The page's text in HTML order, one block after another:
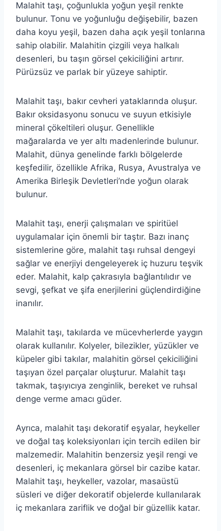
Malahit taşı, çoğunlukla yoğun yeşil renkte
bulunur. Tonu ve yoğunluğu değişebilir, bazen
daha koyu yeşil, bazen daha açık yeşil tonlarına
sahip olabilir. Malahitin çizgili veya halkalı
desenleri, bu taşın görsel çekiciliğini artırır.
Pürüzsüz ve parlak bir yüzeye sahiptir.
Malahit taşı, bakır cevheri yataklarında oluşur.
Bakır oksidasyonu sonucu ve suyun etkisiyle
mineral çökeltileri oluşur. Genellikle
mağaralarda ve yer altı madenlerinde bulunur.
Malahit, dünya genelinde farklı bölgelerde
keşfedilir, özellikle Afrika, Rusya, Avustralya ve
Amerika Birleşik Devletleri’nde yoğun olarak
bulunur.
Malahit taşı, enerji çalışmaları ve spiritüel
uygulamalar için önemli bir taştır. Bazı inanç
sistemlerine göre, malahit taşı ruhsal dengeyi
sağlar ve enerjiyi dengeleyerek iç huzuru teşvik
eder. Malahit, kalp çakrasıyla bağlantılıdır ve
sevgi, şefkat ve şifa enerjilerini güçlendirdiğine
inanılır.
Malahit taşı, takılarda ve mücevherlerde yaygın
olarak kullanılır. Kolyeler, bilezikler, yüzükler ve
küpeler gibi takılar, malahitin görsel çekiciliğini
taşıyan özel parçalar oluşturur. Malahit taşı
takmak, taşıyıcıya zenginlik, bereket ve ruhsal
denge verme amacı güder.
Ayrıca, malahit taşı dekoratif eşyalar, heykeller
ve doğal taş koleksiyonları için tercih edilen bir
malzemedir. Malahitin benzersiz yeşil rengi ve
desenleri, iç mekanlara görsel bir cazibe katar.
Malahit taşı, heykeller, vazolar, masaüstü
süsleri ve diğer dekoratif objelerde kullanılarak
iç mekanlara zariflik ve doğal bir güzellik katar.